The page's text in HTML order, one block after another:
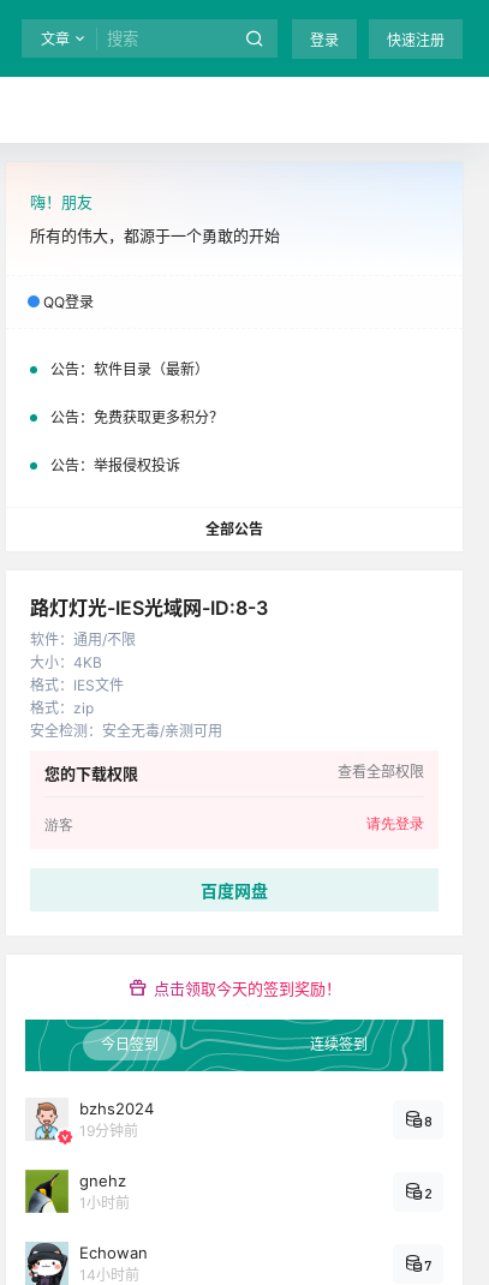
文章 登录 快速注册
下载！ 立即开通
嗨！朋友
所有的伟大，都源于一个勇敢的开始
QQ登录
公告： 软件目录（最新）
公告： 免费获取更多积分？
公告： 举报侵权投诉
全部公告
路灯灯光-IES光域网-ID:8-3
软件： 通用/不限
大小： 4KB
格式： IES文件
格式： zip
安全检测 ： 安全无毒/亲测可用
您的下载权限 查看全部权限
游客 请先登录
百度网盘
点击领取今天的签到奖励！
今日签到 连续签到
bzhs2024
19分钟前
8
gnehz
1小时前
2
Echowan
14小时前
7